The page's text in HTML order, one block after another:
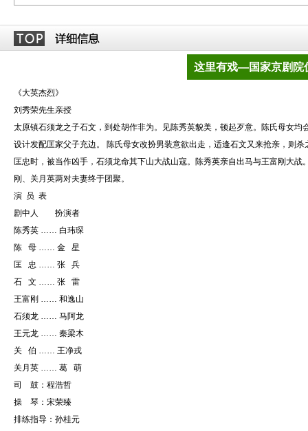
这里有戏—国家京剧院
《大英杰烈》
刘秀荣先生亲授
太原镇石须龙之子石文，到处胡作非为。见陈秀英貌美，顿起歹意。陈氏母女
设计发配匡家父子充边。 陈氏母女改扮男装意欲出走，适逢石文又来抢亲，则
匡忠时，被当作凶手，石须龙命其下山大战山寇。陈秀英亲自出马与王富刚大
刚、关月英两对夫妻终于团聚。
演 员 表
剧中人 扮演者
陈秀英 …… 白玮琛
陈 母 …… 金 星
匡 忠 …… 张 兵
石 文 …… 张 雷
王富刚 …… 和逸山
石须龙 …… 马阿龙
王元龙 …… 秦梁木
关 伯 …… 王净戎
关月英 …… 葛 萌
司 鼓：程浩哲
操 琴：宋荣臻
排练指导：孙桂元